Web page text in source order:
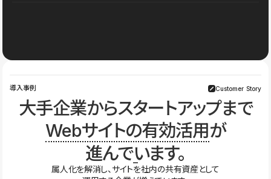
導入事例 Customer Story
大手企業からスタートアップまで
Webサイトの有効活用が
進んでいます。
属人化を解消し、サイトを社内の共有資産として